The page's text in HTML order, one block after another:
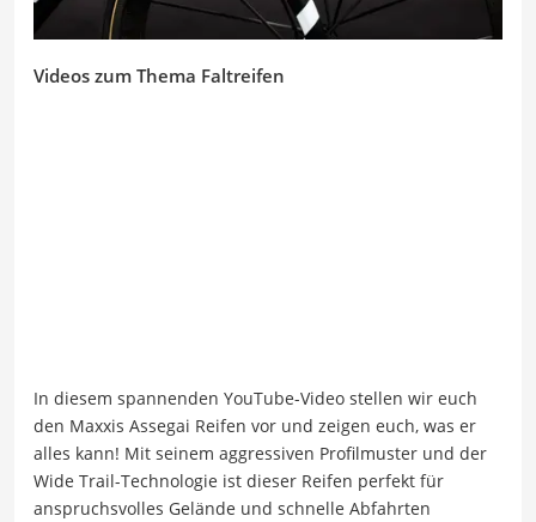
Videos zum Thema Faltreifen
In diesem spannenden YouTube-Video stellen wir euch
den Maxxis Assegai Reifen vor und zeigen euch, was er
alles kann! Mit seinem aggressiven Profilmuster und der
Wide Trail-Technologie ist dieser Reifen perfekt für
anspruchsvolles Gelände und schnelle Abfahrten